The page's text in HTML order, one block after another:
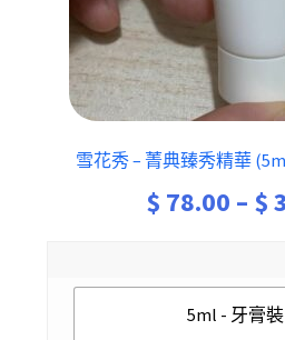
雪花秀 – 菁典臻秀精華
$ 78.00 – $
5ml - 牙膏裝